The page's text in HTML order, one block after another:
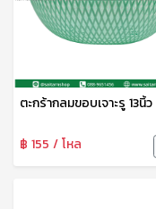
฿ 155 / โหล